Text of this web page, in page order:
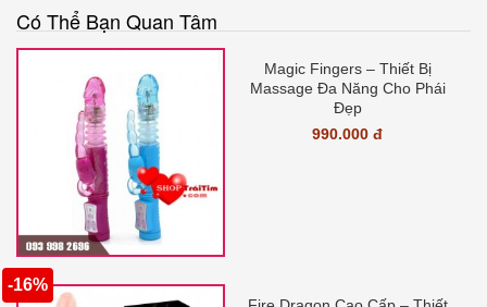
Có Thể Bạn Quan Tâm
Magic Fingers – Thiết Bị
Massage Đa Năng Cho Phái
Đẹp
990.000 đ
-16%